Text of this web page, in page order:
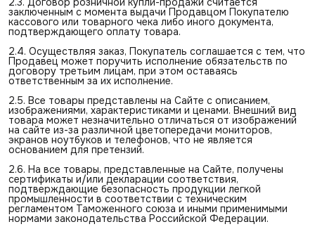
заключенным с момента выдачи Продавцом Покупателю
кассового или товарного чека либо иного документа,
подтверждающего оплату товара.
2.4. Осуществляя заказ, Покупатель соглашается с тем, что
Продавец может поручить исполнение обязательств по
договору третьим лицам, при этом оставаясь
ответственным за их исполнение.
2.5. Все товары представлены на Сайте с описанием,
изображениями, характеристиками и ценами. Внешний вид
товара может незначительно отличаться от изображений
на сайте из-за различной цветопередачи мониторов,
экранов ноутбуков и телефонов, что не является
основанием для претензий.
2.6. На все товары, представленные на Сайте, получены
сертификаты и/или декларации соответствия,
подтверждающие безопасность продукции легкой
промышленности в соответствии с техническим
регламентом Таможенного союза и иными применимыми
нормами законодательства Российской Федерации.